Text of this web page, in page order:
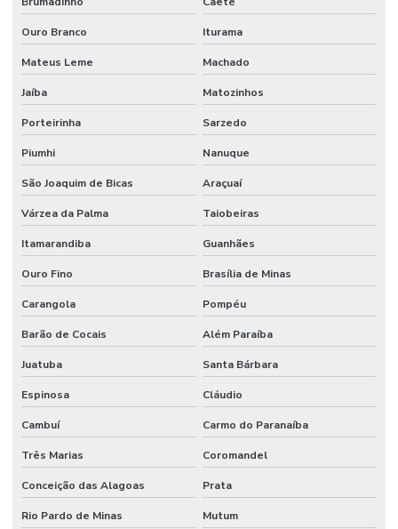
Ouro Branco Iturama
Mateus Leme Machado
Jaíba Matozinhos
Porteirinha Sarzedo
Piumhi Nanuque
São Joaquim de Bicas Araçuaí
Várzea da Palma Taiobeiras
Itamarandiba Guanhães
Ouro Fino Brasília de Minas
Carangola Pompéu
Barão de Cocais Além Paraíba
Juatuba Santa Bárbara
Espinosa Cláudio
Cambuí Carmo do Paranaíba
Três Marias Coromandel
Conceição das Alagoas Prata
Rio Pardo de Minas Mutum